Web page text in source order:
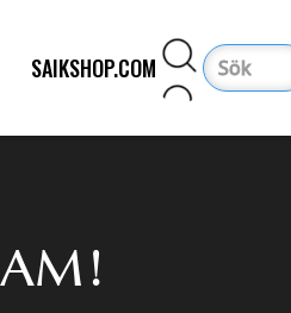
SAIKSHOP.COM